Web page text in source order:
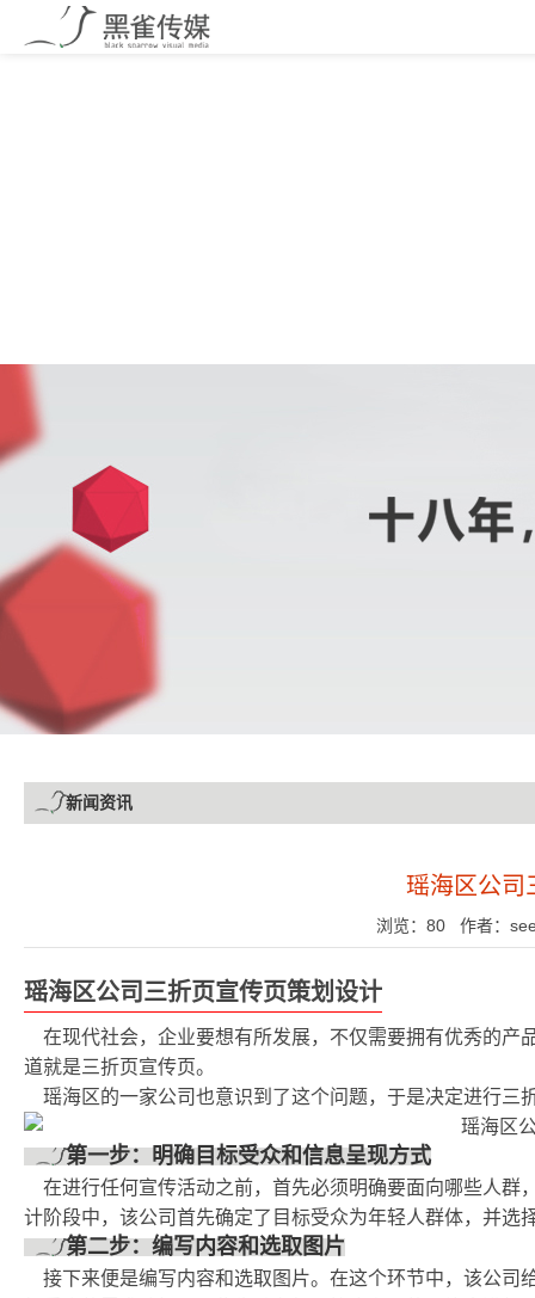
新闻资讯
瑶海区公司
浏览：80 作者：
瑶海区公司三折页宣传页策划设计
在现代社会，企业要想有所发展，不仅需要拥有优秀的
道就是三折页宣传页。
瑶海区的一家公司也意识到了这个问题，于是决定进行
第一步：明确目标受众和信息呈现方式
在进行任何宣传活动之前，首先必须明确要面向哪些人
计阶段中，该公司首先确定了目标受众为年轻人群体，并
第二步：编写内容和选取图片
接下来便是编写内容和选取图片。在这个环节中，该公